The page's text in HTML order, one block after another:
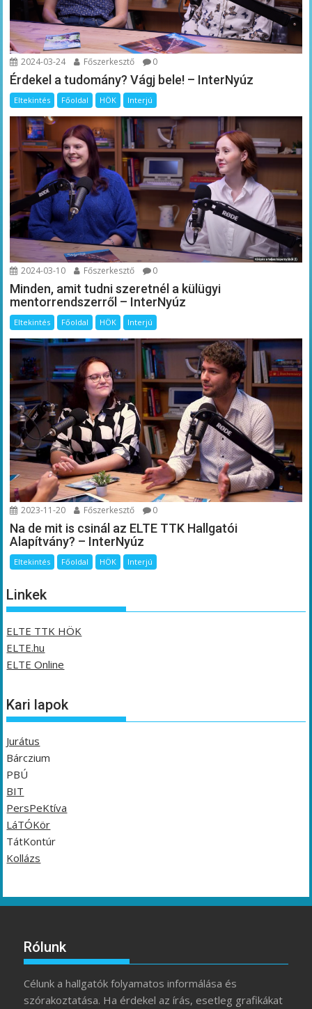
2024-03-24 Főszerkesztő 0
Érdekel a tudomány? Vágj bele! – InterNyúz
Eltekintés Főoldal HÖK Interjú
2024-03-10 Főszerkesztő 0
Minden, amit tudni szeretnél a külügyi
mentorrendszerről – InterNyúz
Eltekintés Főoldal HÖK Interjú
2023-11-20 Főszerkesztő 0
Na de mit is csinál az ELTE TTK Hallgatói
Alapítvány? – InterNyúz
Eltekintés Főoldal HÖK Interjú
Linkek
ELTE TTK HÖK
ELTE.hu
ELTE Online
Kari lapok
Jurátus
Bárczium
PBÚ
BIT
PersPeKtíva
LáTÓKör
TátKontúr
Kollázs
Rólunk
Célunk a hallgatók folyamatos informálása és
szórakoztatása. Ha érdekel az írás, esetleg grafikákat